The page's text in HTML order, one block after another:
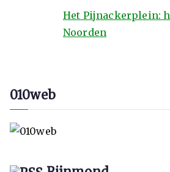
Het Pijnackerplein:
Noorden
010web